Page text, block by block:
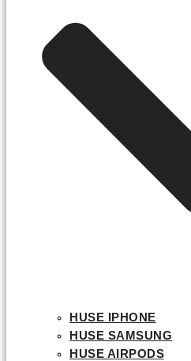
HUSE IPHONE
HUSE SAMSUNG
HUSE AIRPODS